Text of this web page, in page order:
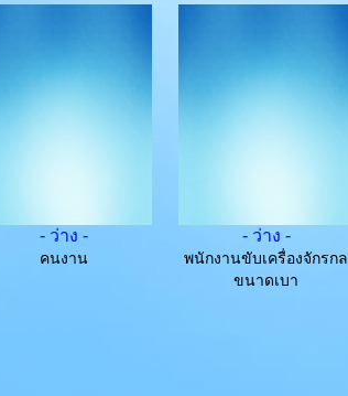
- ว่าง -
คนงาน
- ว่าง -
พนักงานขับเครื่องจักรกล
ขนาดเบา